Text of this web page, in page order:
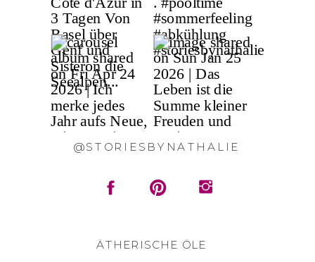
@STORIESBYNATHALIE
ÄTHERISCHE ÖLE